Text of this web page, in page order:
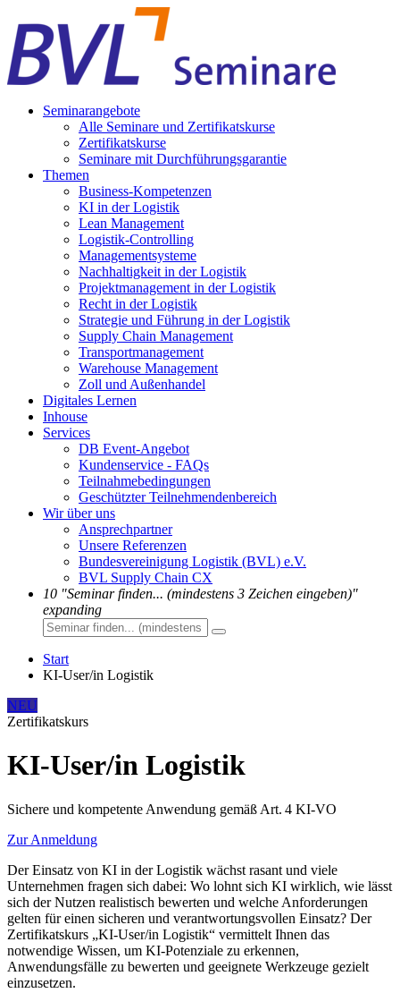
Seminarangebote
Alle Seminare und Zertifikatskurse
Zertifikatskurse
Seminare mit Durchführungsgarantie
Themen
Business-Kompetenzen
KI in der Logistik
Lean Management
Logistik-Controlling
Managementsysteme
Nachhaltigkeit in der Logistik
Projektmanagement in der Logistik
Recht in der Logistik
Strategie und Führung in der Logistik
Supply Chain Management
Transportmanagement
Warehouse Management
Zoll und Außenhandel
Digitales Lernen
Inhouse
Services
DB Event-Angebot
Kundenservice - FAQs
Teilnahmebedingungen
Geschützter Teilnehmendenbereich
Wir über uns
Ansprechpartner
Unsere Referenzen
Bundesvereinigung Logistik (BVL) e.V.
BVL Supply Chain CX
10 "Seminar finden... (mindestens 3 Zeichen eingeben)"
expanding
Start
KI-User/in Logistik
NEU
Zertifikatskurs
KI-User/in Logistik
Sichere und kompetente Anwendung gemäß Art. 4 KI-VO
Zur Anmeldung
Der Einsatz von KI in der Logistik wächst rasant und viele
Unternehmen fragen sich dabei: Wo lohnt sich KI wirklich, wie lässt
sich der Nutzen realistisch bewerten und welche Anforderungen
gelten für einen sicheren und verantwortungsvollen Einsatz? Der
Zertifikatskurs „KI-User/in Logistik“ vermittelt Ihnen das
notwendige Wissen, um KI-Potenziale zu erkennen,
Anwendungsfälle zu bewerten und geeignete Werkzeuge gezielt
einzusetzen.